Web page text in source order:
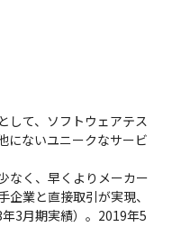
して、ソフトウェアテス
にないユニークなサービ
なく、早くよりメーカー
業と直接取引が実現、
3月期実績）。2019年5